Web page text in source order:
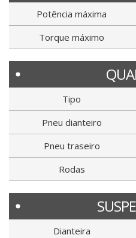
Potência máxima
Torque máximo
Tipo
Pneu dianteiro
Pneu traseiro
Rodas
Dianteira